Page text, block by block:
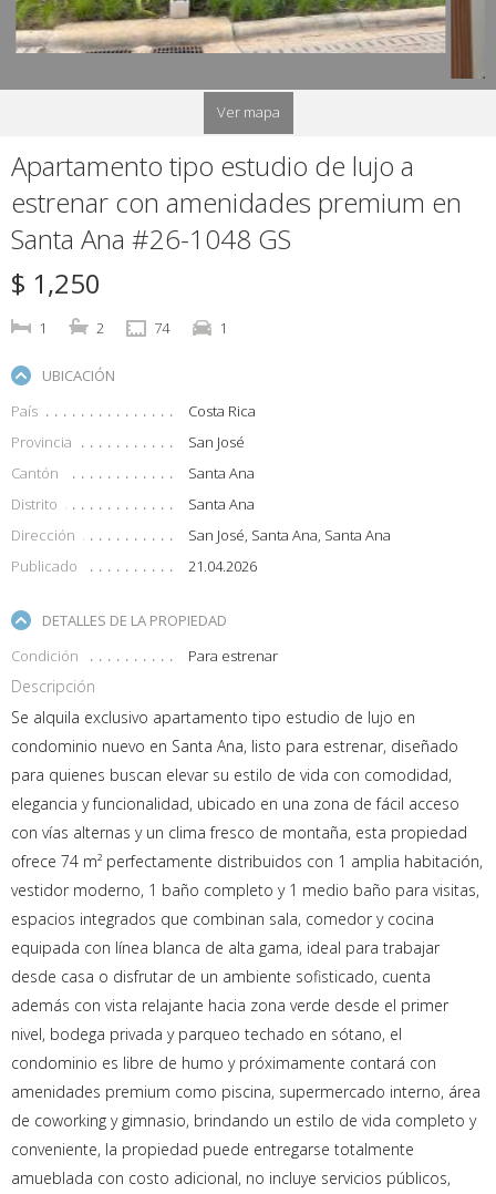
Ver mapa
Apartamento tipo estudio de lujo a
estrenar con amenidades premium en
Santa Ana #26-1048 GS
$ 1,250
1 2 74 1
UBICACIÓN
País
Costa Rica
Provincia
San José
Cantón
Santa Ana
Distrito
Santa Ana
Dirección
San José, Santa Ana, Santa Ana
Publicado
21.04.2026
DETALLES DE LA PROPIEDAD
Condición
Para estrenar
Descripción
Se alquila exclusivo apartamento tipo estudio de lujo en
condominio nuevo en Santa Ana, listo para estrenar, diseñado
para quienes buscan elevar su estilo de vida con comodidad,
elegancia y funcionalidad, ubicado en una zona de fácil acceso
con vías alternas y un clima fresco de montaña, esta propiedad
ofrece 74 m² perfectamente distribuidos con 1 amplia habitación,
vestidor moderno, 1 baño completo y 1 medio baño para visitas,
espacios integrados que combinan sala, comedor y cocina
equipada con línea blanca de alta gama, ideal para trabajar
desde casa o disfrutar de un ambiente sofisticado, cuenta
además con vista relajante hacia zona verde desde el primer
nivel, bodega privada y parqueo techado en sótano, el
condominio es libre de humo y próximamente contará con
amenidades premium como piscina, supermercado interno, área
de coworking y gimnasio, brindando un estilo de vida completo y
conveniente, la propiedad puede entregarse totalmente
amueblada con costo adicional, no incluye servicios públicos,